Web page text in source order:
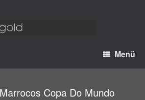
Menü
Copa Do Mundo